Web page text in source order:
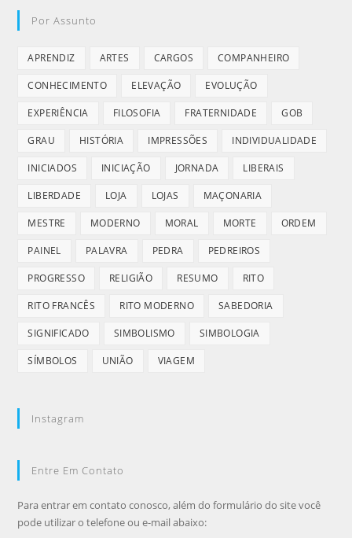
Por Assunto
APRENDIZ ARTES CARGOS COMPANHEIRO
CONHECIMENTO ELEVAÇÃO EVOLUÇÃO
EXPERIÊNCIA FILOSOFIA FRATERNIDADE GOB
GRAU HISTÓRIA IMPRESSÕES INDIVIDUALIDADE
INICIADOS INICIAÇÃO JORNADA LIBERAIS
LIBERDADE LOJA LOJAS MAÇONARIA
MESTRE MODERNO MORAL MORTE ORDEM
PAINEL PALAVRA PEDRA PEDREIROS
PROGRESSO RELIGIÃO RESUMO RITO
RITO FRANCÊS RITO MODERNO SABEDORIA
SIGNIFICADO SIMBOLISMO SIMBOLOGIA
SÍMBOLOS UNIÃO VIAGEM
Instagram
Entre Em Contato
Para entrar em contato conosco, além do formulário do site você
pode utilizar o telefone ou e-mail abaixo: